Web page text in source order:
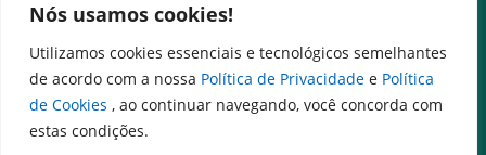
Nós usamos cookies!
Utilizamos cookies essenciais e tecnológicos semelhantes
de acordo com a nossa Política de Privacidade e Política
de Cookies , ao continuar navegando, você concorda com
estas condições.
LGPD
Goiás Transparência
Dados Abertos Goiás
e-SIC
SIC – Serviço de Informação ao Cidadão